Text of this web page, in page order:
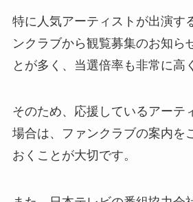
特に人気アーティストが出演す
ンクラブから観覧募集のお知ら
とが多く、当選倍率も非常に高
そのため、応援しているアーテ
場合は、ファンクラブの案内を
おくことが大切です。